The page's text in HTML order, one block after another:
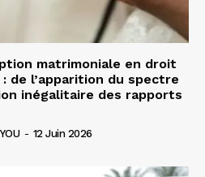
matrimoniale en droit
de l’apparition du spectre
inégalitaire des rapports
- 12 Juin 2026